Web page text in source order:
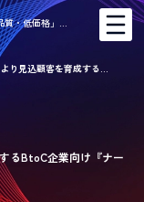
・低価格」…
り見込顧客を育成する...
るBtoC企業向け『ナー